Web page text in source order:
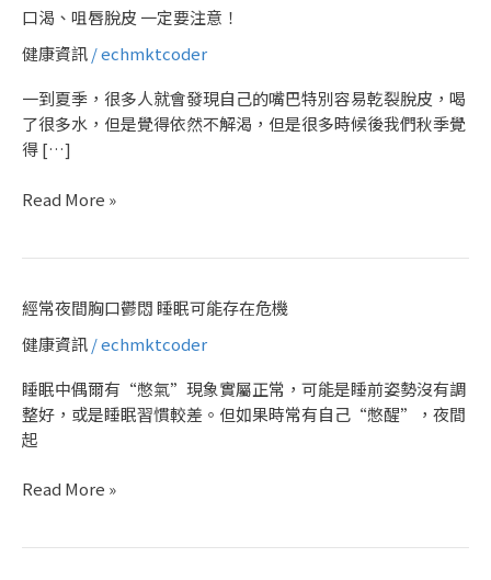
口渴、咀唇脫皮 一定要注意！
健康資訊/echmktcoder
一到夏季，很多人就會發現自己的嘴巴特別容易乾裂脫皮，喝
了很多水，但是覺得依然不解渴，但是很多時候後我們秋季覺
得 […]
口
咀
脫
皮
一
定
意！
Read More »
經常夜間胸口鬱悶 睡眠可能存在危機
健康資訊/echmktcoder
睡眠中偶爾有“憋氣”現象實屬正常，可能是睡前姿勢沒有調
整好，或是睡眠習慣較差。但如果時常有自己“憋醒”，夜間
起
經
夜
間
胸
口
鬱
悶
可
Read More »